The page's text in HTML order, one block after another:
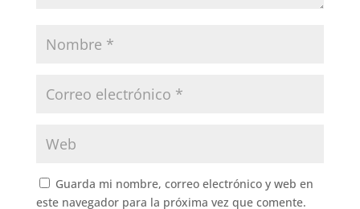
Guarda mi nombre, correo electrónico y web en
este navegador para la próxima vez que comente.